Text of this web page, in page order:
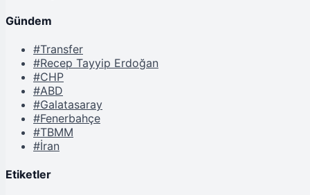
Gündem
#Transfer
#Recep Tayyip Erdoğan
#CHP
#ABD
#Galatasaray
#Fenerbahçe
#TBMM
#İran
Etiketler